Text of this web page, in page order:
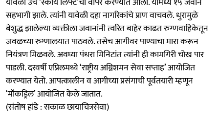
सहभागी झाले. त्यांनी यावेळी दहा नागरिकांचे प्राण वाचवले. धुरामुळे
बेशुद्ध झालेल्या व्यक्तीला जवानांनी त्वरित बाहेर काढत रुग्णवाहिकेतून
जवळच्या रुग्णालयात पाठवले. तसेच आगीवर पाण्याचा मारा करून
नियंत्रण मिळवले. अवघ्या पंधरा मिनिटांत त्यांनी ही कामगिरी चोख पार
पाडली. दरवर्षी एप्रिलमध्ये ‘राष्ट्रीय अग्निशमन सेवा सप्ताह’ आयोजित
करण्यात येतो. आपत्कालीन व आगीच्या प्रसंगाची पूर्वतयारी म्हणून
‘मॉकड्रिल’ आयोजित केले जातात.
(संतोष हांडे : सकाळ छायाचित्रसेवा)